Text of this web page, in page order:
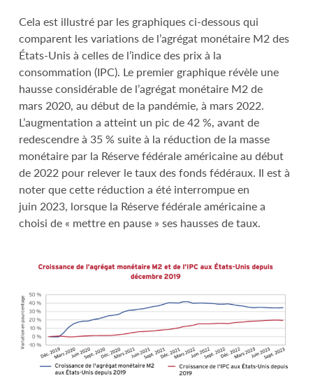
Cela est illustré par les graphiques ci-dessous qui
comparent les variations de l’agrégat monétaire M2 des
États-Unis à celles de l’indice des prix à la
consommation (IPC). Le premier graphique révèle une
hausse considérable de l’agrégat monétaire M2 de
mars 2020, au début de la pandémie, à mars 2022.
L’augmentation a atteint un pic de 42 %, avant de
redescendre à 35 % suite à la réduction de la masse
monétaire par la Réserve fédérale américaine au début
de 2022 pour relever le taux des fonds fédéraux. Il est à
noter que cette réduction a été interrompue en
juin 2023, lorsque la Réserve fédérale américaine a
choisi de « mettre en pause » ses hausses de taux.